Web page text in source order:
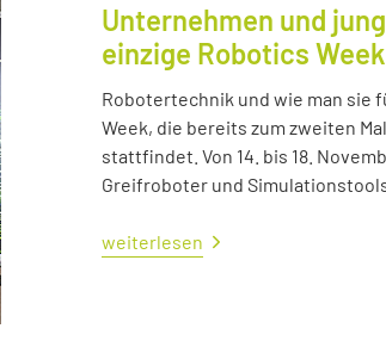
Unternehmen und
einzige Robotics
Robotertechnik und wie man sie
Week, die bereits zum zweiten
stattfindet. Von 14. bis 18.
Greifroboter und Simulationstools
weiterlesen